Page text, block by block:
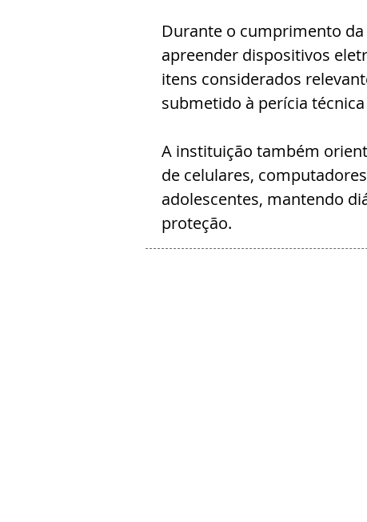
Durante o cumprimento
apreender dispositivos
itens considerados
submetido à perícia
A instituição também
de celulares,
adolescentes, mantendo
proteção.